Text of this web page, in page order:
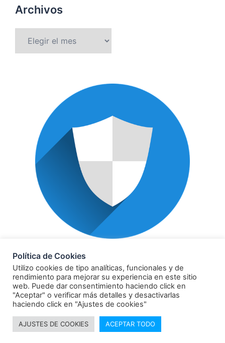
Archivos
© 2021 Todos los derechos reservados Comunicación
y verdad
Política de Cookies
Utilizo cookies de tipo analíticas, funcionales y de
rendimiento para mejorar su experiencia en este sitio
web. Puede dar consentimiento haciendo click en
"Aceptar" o verificar más detalles y desactivarlas
haciendo click en "Ajustes de cookies"
AJUSTES DE COOKIES ACEPTAR TODO